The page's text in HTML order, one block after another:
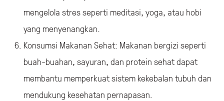
mengelola stres seperti meditasi, yoga, atau hobi
yang menyenangkan.
Konsumsi Makanan Sehat: Makanan bergizi seperti
buah-buahan, sayuran, dan protein sehat dapat
membantu memperkuat sistem kekebalan tubuh dan
mendukung kesehatan pernapasan.